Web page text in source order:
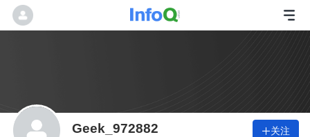
Geek_972882 关注